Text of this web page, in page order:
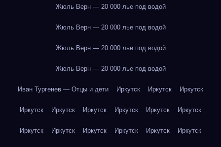
Жюль Верн — 20 000 лье под водой
Жюль Верн — 20 000 лье под водой
Жюль Верн — 20 000 лье под водой
Жюль Верн — 20 000 лье под водой
Иван Тургенев — Отцы и дети Иркутск Иркутск Иркутск
Иркутск Иркутск Иркутск Иркутск Иркутск Иркутск
Иркутск Иркутск Иркутск Иркутск Иркутск Иркутск